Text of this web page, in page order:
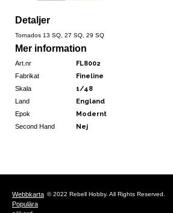
Detaljer
Tornados 13 SQ, 27 SQ, 29 SQ
Mer information
Art.nr FL8002
Fabrikat Fineline
Skala 1/48
Land England
Epok Modernt
Second Hand Nej
Webbkarta
Populära
© 2022 Rebell Hobby. All Rights Reserved.